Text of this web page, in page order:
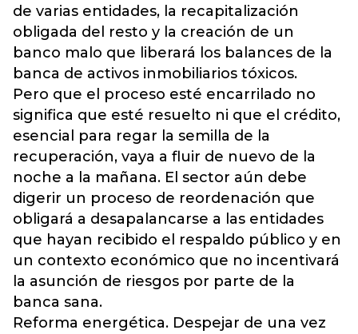
de varias entidades, la recapitalización
obligada del resto y la creación de un
banco malo que liberará los balances de la
banca de activos inmobiliarios tóxicos.
Pero que el proceso esté encarrilado no
significa que esté resuelto ni que el crédito,
esencial para regar la semilla de la
recuperación, vaya a fluir de nuevo de la
noche a la mañana. El sector aún debe
digerir un proceso de reordenación que
obligará a desapalancarse a las entidades
que hayan recibido el respaldo público y en
un contexto económico que no incentivará
la asunción de riesgos por parte de la
banca sana.
Reforma energética. Despejar de una vez